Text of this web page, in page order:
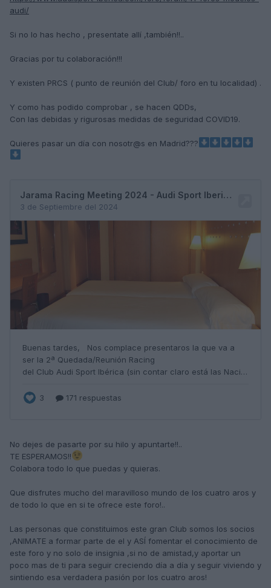
audi/
Si no lo has hecho , presentate allí ,también!!..
Gracias por tu colaboración!!!
Y existen PRCS ( punto de reunión del Club/ foro en tu localidad) .
Y como has podido comprobar , se hacen QDDs,
Con las debidas y rigurosas medidas de seguridad COVID19.
Quieres pasar un día con nosotr@s en Madrid???
No dejes de pasarte por su hilo y apuntarte!!..
TE ESPERAMOS!!
Colabora todo lo que puedas y quieras.
Que disfrutes mucho del maravilloso mundo de los cuatro aros y
de todo lo que en si te ofrece este foro!..
Las personas que constituimos este gran Club somos los socios
,ANIMATE a formar parte de el y ASÍ fomentar el conocimiento de
este foro y no solo de insignia ,si no de amistad,y aportar un
poco mas de ti para seguir creciendo día a día y seguir viviendo y
sintiendo esa verdadera pasión por los cuatro aros!